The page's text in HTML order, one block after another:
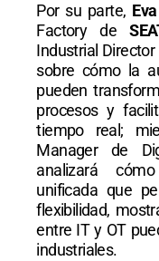
Por su parte,
Factory de
Industrial Director
sobre cómo la
pueden
procesos y
tiempo real;
Manager de
analizará
unificada que
flexibilidad,
entre IT y OT
industriales.